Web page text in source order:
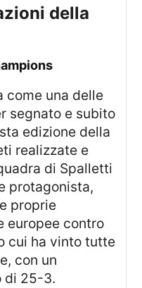
segnato e subito
edizione della
realizzate e
di Spalletti
protagonista,
proprie
europee contro
cui ha vinto tutte
con un
di 25-3.